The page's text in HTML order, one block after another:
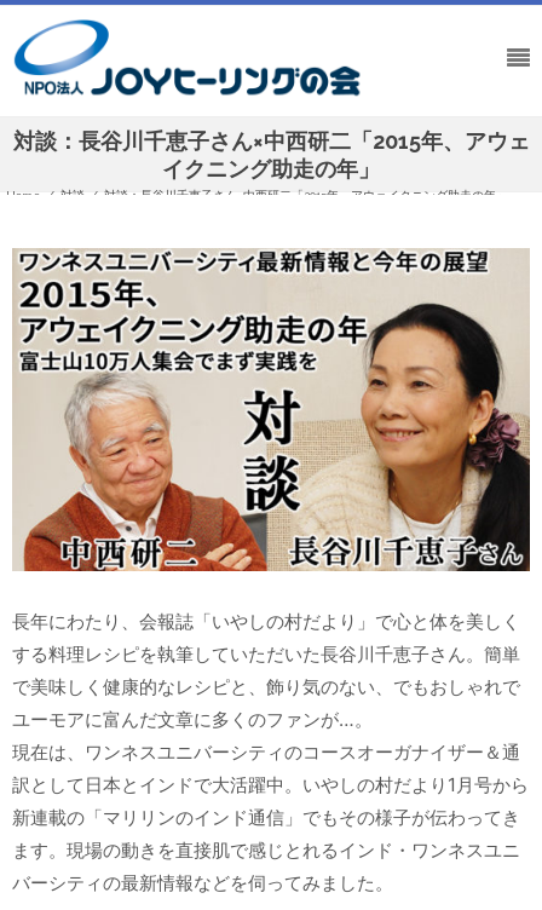
対談：長谷川千恵子さん×中西研二「2015年、アウェ
イクニング助走の年」
Home / 対談 / 対談：長谷川千恵子さん×中西研二「2015年、アウェイクニング助走の年」
長年にわたり、会報誌「いやしの村だより」で心と体を美しく
する料理レシピを執筆していただいた長谷川千恵子さん。簡単
で美味しく健康的なレシピと、飾り気のない、でもおしゃれで
ユーモアに富んだ文章に多くのファンが…。
現在は、ワンネスユニバーシティのコースオーガナイザー＆通
訳として日本とインドで大活躍中。いやしの村だより1月号から
新連載の「マリリンのインド通信」でもその様子が伝わってき
ます。現場の動きを直接肌で感じとれるインド・ワンネスユニ
バーシティの最新情報などを伺ってみました。